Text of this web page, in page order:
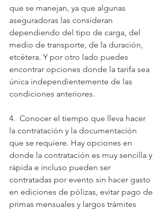
que se manejan, ya que algunas
aseguradoras las consideran
dependiendo del tipo de carga, del
medio de transporte, de la duración,
etcétera. Y por otro lado puedes
encontrar opciones donde la tarifa sea
única independientemente de las
condiciones anteriores.
4.  Conocer el tiempo que lleva hacer
la contratación y la documentación
que se requiere. Hay opciones en
donde la contratación es muy sencilla y
rápida e incluso pueden ser
contratadas por evento sin hacer gasto
en ediciones de pólizas, evitar pago de
primas mensuales y largos trámites